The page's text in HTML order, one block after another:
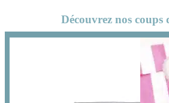
“Le
Découvrez nos coups